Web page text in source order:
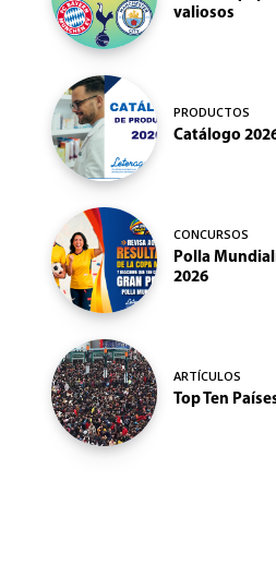
valiosos
PRODUCTOS
Catálogo
CONCURSOS
Polla
2026
ARTÍCULOS
Top Ten